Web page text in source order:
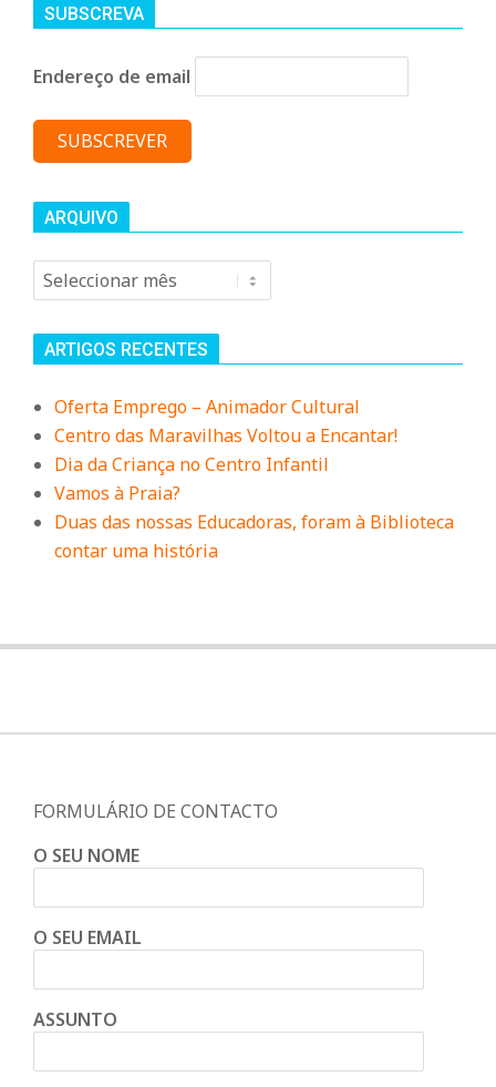
SUBSCREVA
Endereço de email
ARQUIVO
Arquivo
ARTIGOS RECENTES
Oferta Emprego – Animador Cultural
Centro das Maravilhas Voltou a Encantar!
Dia da Criança no Centro Infantil
Vamos à Praia?
Duas das nossas Educadoras, foram à Biblioteca
contar uma história
FORMULÁRIO DE CONTACTO
O SEU NOME
O SEU EMAIL
ASSUNTO